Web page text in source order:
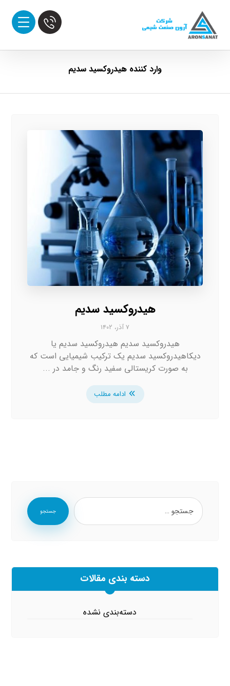
وارد کننده هیدروکسید سدیم
هیدروکسید سدیم
۷ آذر، ۱۴۰۲
هیدروکسید سدیم هیدروکسید سدیم یا
دیکاهیدروکسید سدیم یک ترکیب شیمیایی است که
به صورت کریستالی سفید رنگ و جامد در ...
ادامه مطلب
جستجو
دسته بندی مقالات
دسته‌بندی نشده